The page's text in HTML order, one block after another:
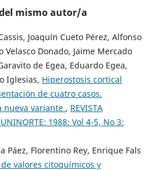
mismo autor/a
Joaquín Cueto Pérez, Alfonso
Velasco Donado, Jaime Mercado
de Egea, Eduardo Egea,
Iglesias, Hiperostosis cortical
de cuatro casos.
nueva variante , REVISTA
1988: Vol 4-5, No 3:
Páez, Florentino Rey, Enrique Fals
valores citoquímicos y